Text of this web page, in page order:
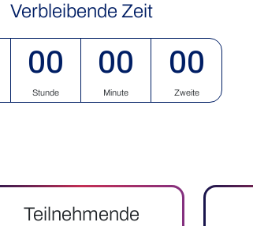
Verbleibende Zeit
00
Stunde
00
Minute
00
Zweite
Teilnehmende